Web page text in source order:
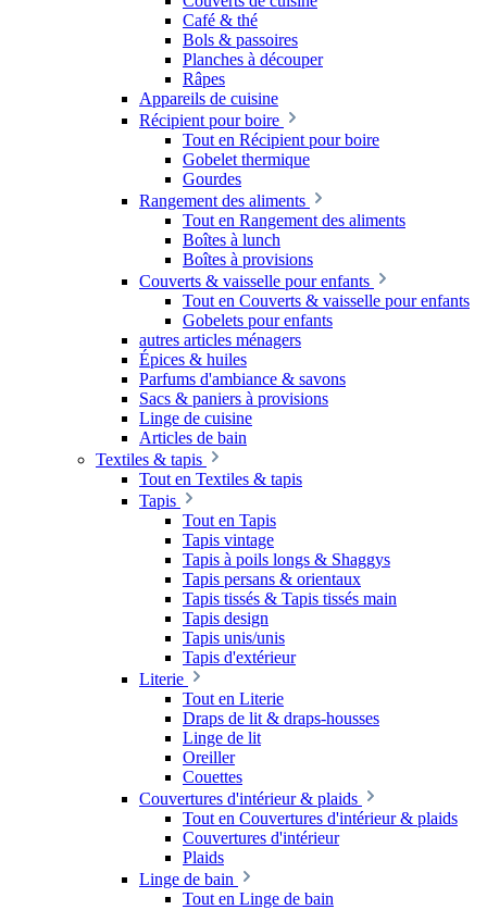
Café & thé
Bols & passoires
Planches à découper
Râpes
Appareils de cuisine
Récipient pour boire
Tout en Récipient pour boire
Gobelet thermique
Gourdes
Rangement des aliments
Tout en Rangement des aliments
Boîtes à lunch
Boîtes à provisions
Couverts & vaisselle pour enfants
Tout en Couverts & vaisselle pour enfants
Gobelets pour enfants
autres articles ménagers
Épices & huiles
Parfums d'ambiance & savons
Sacs & paniers à provisions
Linge de cuisine
Articles de bain
Textiles & tapis
Tout en Textiles & tapis
Tapis
Tout en Tapis
Tapis vintage
Tapis à poils longs & Shaggys
Tapis persans & orientaux
Tapis tissés & Tapis tissés main
Tapis design
Tapis unis/unis
Tapis d'extérieur
Literie
Tout en Literie
Draps de lit & draps-housses
Linge de lit
Oreiller
Couettes
Couvertures d'intérieur & plaids
Tout en Couvertures d'intérieur & plaids
Couvertures d'intérieur
Plaids
Linge de bain
Tout en Linge de bain